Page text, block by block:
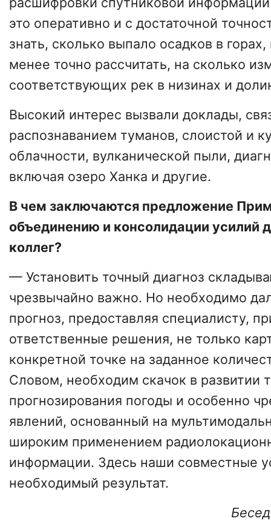
это оперативно и с достаточной
знать, сколько выпало осадков в
менее точно рассчитать, на сколько
соответствующих рек в низинах и
Высокий интерес вызвали доклады,
распознаванием туманов, слоистой и
облачности, вулканической пыли,
включая озеро Ханка и другие.
В чем заключаются предложение
объединению и консолидации усилий
коллег?
— Установить точный диагноз
чрезвычайно важно. Но необходимо
прогноз, предоставляя специалисту,
ответственные решения, не только
конкретной точке на заданное
Словом, необходим скачок в развитии
прогнозирования погоды и особенно
явлений, основанный на
широким применением
информации. Здесь наши совместные
необходимый результат.